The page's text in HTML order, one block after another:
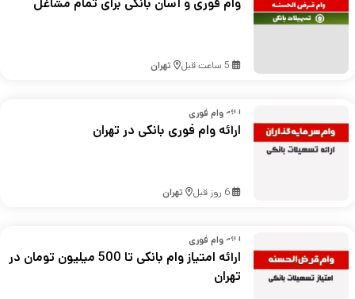
5 ساعت قبل تهران
ارائه وام فوری
ارائه وام فوری بانکی در تهران
6 روز قبل تهران
ارائه وام فوری
ارائه امتیاز وام بانکی تا 500 میلیون تومان در
تهران